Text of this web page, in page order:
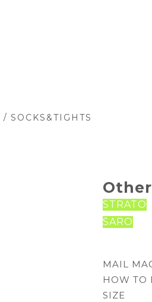
/ SOCKS&TIGHTS
STRATO
SARO
MAIL
HOW TO
SIZE